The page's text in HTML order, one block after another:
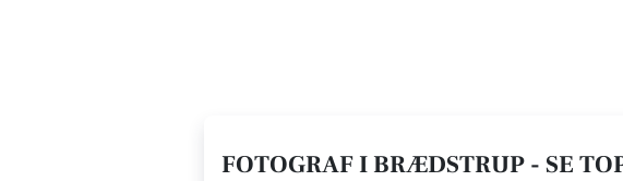
FOTOGRAF I BRÆDSTRUP - SE